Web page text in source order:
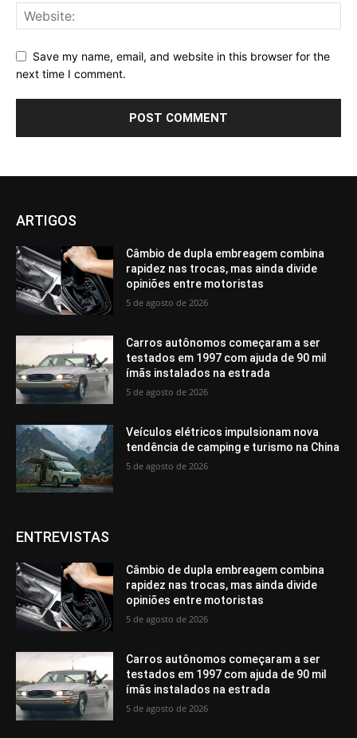
Save my name, email, and website in this browser for the
next time I comment.
ARTIGOS
Câmbio de dupla embreagem combina
rapidez nas trocas, mas ainda divide
opiniões entre motoristas
5 de agosto de 2026
Carros autônomos começaram a ser
testados em 1997 com ajuda de 90 mil
ímãs instalados na estrada
5 de agosto de 2026
Veículos elétricos impulsionam nova
tendência de camping e turismo na China
5 de agosto de 2026
ENTREVISTAS
Câmbio de dupla embreagem combina
rapidez nas trocas, mas ainda divide
opiniões entre motoristas
5 de agosto de 2026
Carros autônomos começaram a ser
testados em 1997 com ajuda de 90 mil
ímãs instalados na estrada
5 de agosto de 2026